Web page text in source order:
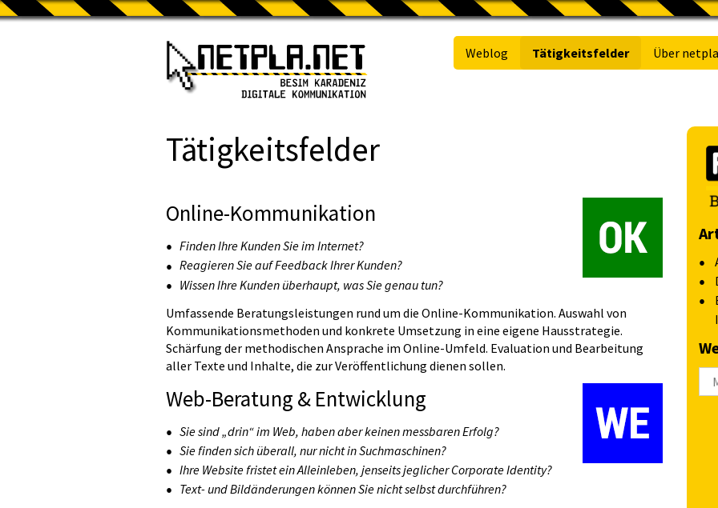
Weblog Tätigkeitsfelder Über
Tätigkeitsfelder
Online-Kommunikation
Finden Ihre Kunden Sie im Internet?
Reagieren Sie auf Feedback Ihrer Kunden?
Wissen Ihre Kunden überhaupt, was Sie genau tun?
Umfassende Beratungsleistungen rund um die Online-Kommunikation. Auswahl von
Kommunikationsmethoden und konkrete Umsetzung in eine eigene Hausstrategie.
Schärfung der methodischen Ansprache im Online-Umfeld. Evaluation und Bearbeitung
aller Texte und Inhalte, die zur Veröffentlichung dienen sollen.
Web-Beratung & Entwicklung
Sie sind „drin“ im Web, haben aber keinen messbaren Erfolg?
Sie finden sich überall, nur nicht in Suchmaschinen?
Ihre Website fristet ein Alleinleben, jenseits jeglicher Corporate Identity?
Text- und Bildänderungen können Sie nicht selbst durchführen?